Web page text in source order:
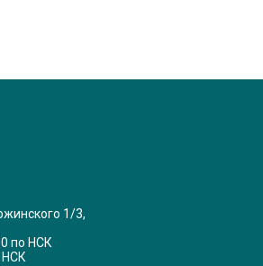
1/3,
по НСК
НСК